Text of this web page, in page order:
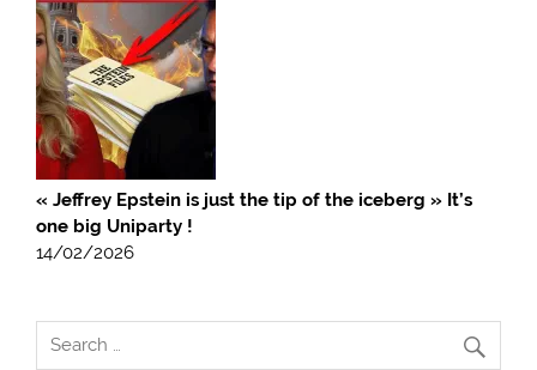
« Jeffrey Epstein is just the tip of the iceberg » It’s
one big Uniparty !
14/02/2026